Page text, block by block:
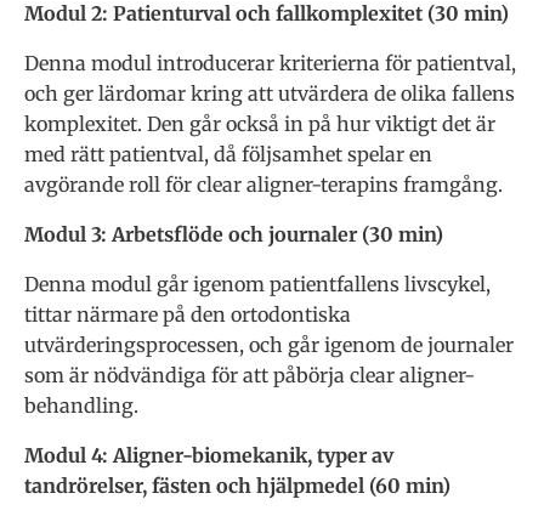
Modul 2: Patienturval och fallkomplexitet (30 min)
Denna modul introducerar kriterierna för patientval,
och ger lärdomar kring att utvärdera de olika fallens
komplexitet. Den går också in på hur viktigt det är
med rätt patientval, då följsamhet spelar en
avgörande roll för clear aligner-terapins framgång.
Modul 3: Arbetsflöde och journaler (30 min)
Denna modul går igenom patientfallens livscykel,
tittar närmare på den ortodontiska
utvärderingsprocessen, och går igenom de journaler
som är nödvändiga för att påbörja clear aligner-
behandling.
Modul 4: Aligner-biomekanik, typer av
tandrörelser, fästen och hjälpmedel (60 min)